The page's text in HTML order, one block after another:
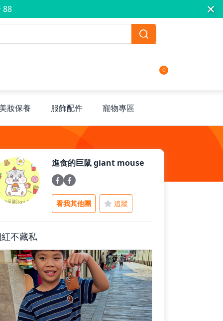
88 ×
0
妝保養 服飾配件 寵物專區
進食的巨鼠 giant mouse
看我其他團 追蹤
不藏私